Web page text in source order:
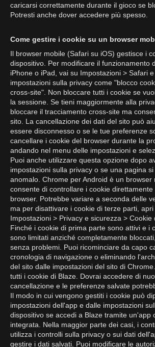
caricarsi correttamente durante il gioco se
Potresti anche dover accedere più spesso.
Come gestire i cookie su un browser
Il browser mobile (Safari su iOS) gestisce i
dispositivo. Per modificare il funzionamento
iPhone o iPad, vai su Impostazioni > Safari
impostazioni sulla privacy come "blocco
cross-site". Non bloccare tutti i cookie se
la sessione. Se tieni maggiormente alla
bloccare il tracciamento cross-site ma
sito. La cancellazione dei dati del sito può
essere disconnesso o se le tue preferenze
cancellare i cookie del browser durante la
andando nel menu delle impostazioni e
Puoi anche utilizzare questa opzione dopo
impostazioni sulla privacy o se una pagina
anomalo. Chrome per Android è un browser
consente di controllare i cookie
browser. Potrebbe variare a seconda delle
ma per disattivare i cookie di terze parti,
Impostazioni > Privacy e sicurezza > Cookie
Finché i cookie di prima parte sono attivi e i
sono limitati anziché completamente
senza problemi. Puoi ricominciare da capo
cronologia di navigazione o eliminando
del sito dalle impostazioni del sito di
tutti i cookie di Blaze. Dovrai accedere di
cancellazione e le preferenze salvate
Il modo in cui vengono gestiti i cookie può
impostazioni dell'app e dalle impostazioni
dispositivo se accedi a Blaze tramite un'app
integrata. Nella maggior parte dei casi, i
utilizza i controlli sulla privacy o sui dati
gestire i dati salvati. Puoi modificare le